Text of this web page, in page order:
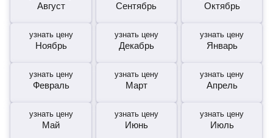
Август Сентябрь Октябрь
узнать цену
Ноябрь
узнать цену
Декабрь
узнать цену
Январь
узнать цену
Февраль
узнать цену
Март
узнать цену
Апрель
узнать цену
Май
узнать цену
Июнь
узнать цену
Июль